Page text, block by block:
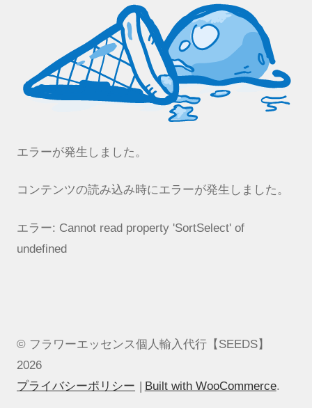
エラーが発生しました。
コンテンツの読み込み時にエラーが発生しました。
エラー: Cannot read property 'SortSelect' of
undefined
© フラワーエッセンス個人輸入代行【SEEDS】
2026
プライバシーポリシー
Built with WooCommerce.